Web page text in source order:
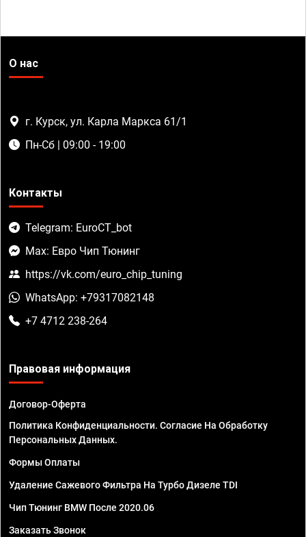
О нас
г. Курск, ул. Карла Маркса 61/1
Пн-Сб | 09:00 - 19:00
Контакты
Telegram: EuroCT_bot
Max: Евро Чип Тюнинг
https://vk.com/euro_chip_tuning
WhatsApp: +79317082148
+7 4712 238-264
Правовая информация
Договор-Оферта
Политика Конфиденциальности. Согласие На Обработку
Персональных Данных.
Формы Оплаты
Удаление Сажевого Фильтра На Турбо Дизеле TDI
Чип Тюнинг BMW После 2020.06
Заказать Звонок